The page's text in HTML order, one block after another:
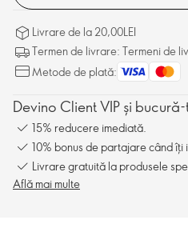
Livrare de la 20,00LEI
Termen de livrare: Termeni de
Metode de plată:
Devino Client VIP și
15% reducere imediată.
10% bonus de partajare când îți
Livrare gratuită la produsele
Află mai multe